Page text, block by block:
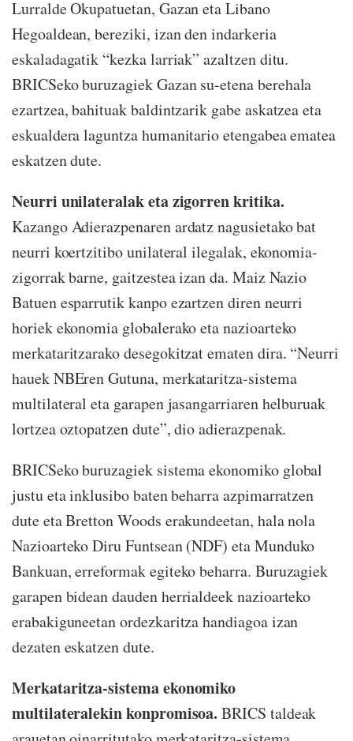
Lurralde Okupatuetan, Gazan eta Libano
Hegoaldean, bereziki, izan den indarkeria
eskaladagatik “kezka larriak” azaltzen ditu.
BRICSeko buruzagiek Gazan su-etena berehala
ezartzea, bahituak baldintzarik gabe askatzea eta
eskualdera laguntza humanitario etengabea ematea
eskatzen dute.
Neurri unilateralak eta zigorren kritika.
Kazango Adierazpenaren ardatz nagusietako bat
neurri koertzitibo unilateral ilegalak, ekonomia-
zigorrak barne, gaitzestea izan da. Maiz Nazio
Batuen esparrutik kanpo ezartzen diren neurri
horiek ekonomia globalerako eta nazioarteko
merkataritzarako desegokitzat ematen dira. “Neurri
hauek NBEren Gutuna, merkataritza-sistema
multilateral eta garapen jasangarriaren helburuak
lortzea oztopatzen dute”, dio adierazpenak.
BRICSeko buruzagiek sistema ekonomiko global
justu eta inklusibo baten beharra azpimarratzen
dute eta Bretton Woods erakundeetan, hala nola
Nazioarteko Diru Funtsean (NDF) eta Munduko
Bankuan, erreformak egiteko beharra. Buruzagiek
garapen bidean dauden herrialdeek nazioarteko
erabakiguneetan ordezkaritza handiagoa izan
dezaten eskatzen dute.
Merkataritza-sistema ekonomiko
multilateralekin konpromisoa. BRICS taldeak